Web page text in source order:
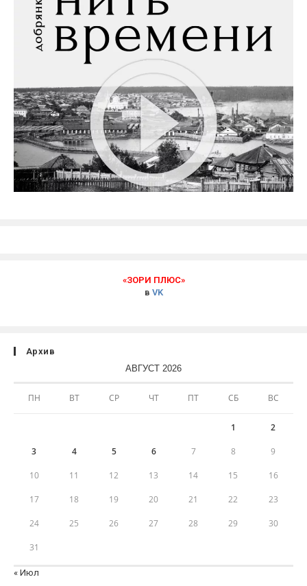
«ЗОРИ ПЛЮС»
в VK
Архив
АВГУСТ 2026
ПН ВТ СР ЧТ ПТ СБ ВС
1 2
3 4 5 6 7 8 9
10 11 12 13 14 15 16
17 18 19 20 21 22 23
24 25 26 27 28 29 30
31
« Июл